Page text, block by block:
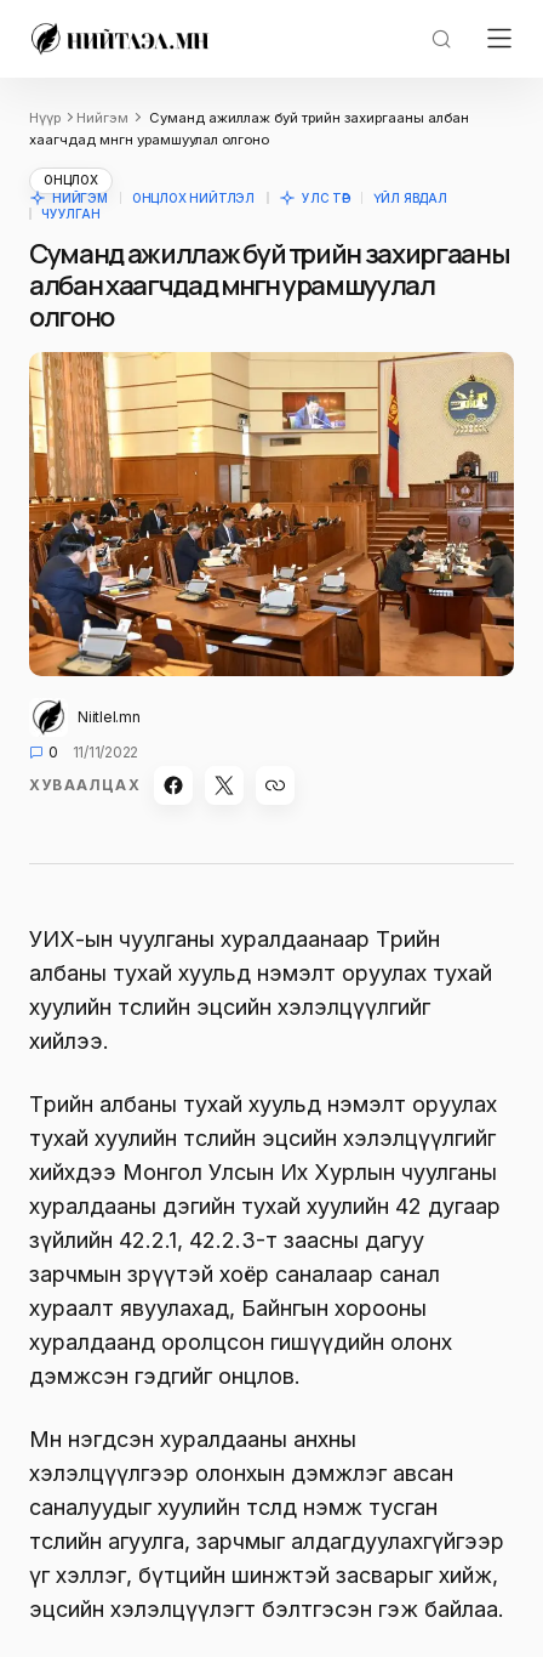
Нүүр Нийгэм
Суманд ажиллаж буй төрийн захиргааны албан
хаагчдад мөнгөн урамшуулал олгоно
ОНЦЛОХ
НИЙГЭМ
ОНЦЛОХ НИЙТЛЭЛ УЛС ТӨР
ҮЙЛ ЯВДАЛ
ЧУУЛГАН
Суманд ажиллаж буй төрийн захиргааны
албан хаагчдад мөнгөн урамшуулал
олгоно
Niitlel.mn
0
11/11/2022
ХУВААЛЦАХ
УИХ-ын чуулганы хуралдаанаар Төрийн
албаны тухай хуульд нэмэлт оруулах тухай
хуулийн төслийн эцсийн хэлэлцүүлгийг
хийлээ.
Төрийн албаны тухай хуульд нэмэлт оруулах
тухай хуулийн төслийн эцсийн хэлэлцүүлгийг
хийхдээ Монгол Улсын Их Хурлын чуулганы
хуралдааны дэгийн тухай хуулийн 42 дугаар
зүйлийн 42.2.1, 42.2.3-т заасны дагуу
зарчмын зөрүүтэй хоёр саналаар санал
хураалт явуулахад, Байнгын хорооны
хуралдаанд оролцсон гишүүдийн олонх
дэмжсэн гэдгийг онцлов.
Мөн нэгдсэн хуралдааны анхны
хэлэлцүүлгээр олонхын дэмжлэг авсан
саналуудыг хуулийн төсөлд нэмж тусган
төслийн агуулга, зарчмыг алдагдуулахгүйгээр
үг хэллэг, бүтцийн шинжтэй засварыг хийж,
эцсийн хэлэлцүүлэгт бэлтгэсэн гэж байлаа.